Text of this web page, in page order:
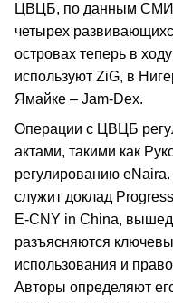
ЦВЦБ, по данным СМИ,
четырех
островах теперь в
используют ZiG, в
Ямайке – Jam-Dex.
Операции с ЦВЦБ
актами, такими как
регулированию
служит доклад
E-CNY in China,
разъясняются
использования и
Авторы определяют